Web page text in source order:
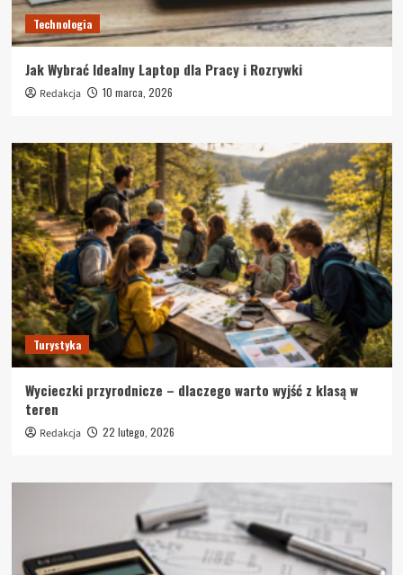
Technologia
Jak Wybrać Idealny Laptop dla Pracy i Rozrywki
Redakcja 10 marca, 2026
Turystyka
Wycieczki przyrodnicze – dlaczego warto wyjść z klasą w
teren
Redakcja 22 lutego, 2026